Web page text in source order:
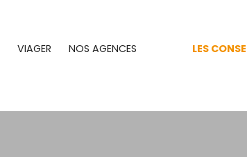
VIAGER NOS AGENCES LES